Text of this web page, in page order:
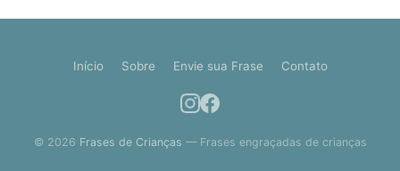
Início Sobre Envie sua Frase Contato
© 2026 Frases de Crianças — Frases engraçadas de crianças